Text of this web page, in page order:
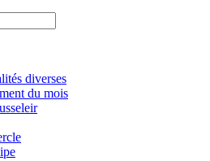
diverses
du mois